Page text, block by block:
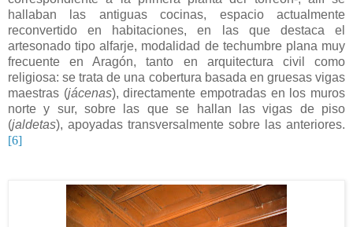
hallaban las antiguas cocinas, espacio actualmente
reconvertido en habitaciones, en las que destaca el
artesonado tipo alfarje, modalidad de techumbre plana muy
frecuente en Aragón, tanto en arquitectura civil como
religiosa: se trata de una cobertura basada en gruesas vigas
maestras (jácenas), directamente empotradas en los muros
norte y sur, sobre las que se hallan las vigas de piso
(jaldetas), apoyadas transversalmente sobre las anteriores.
[6]